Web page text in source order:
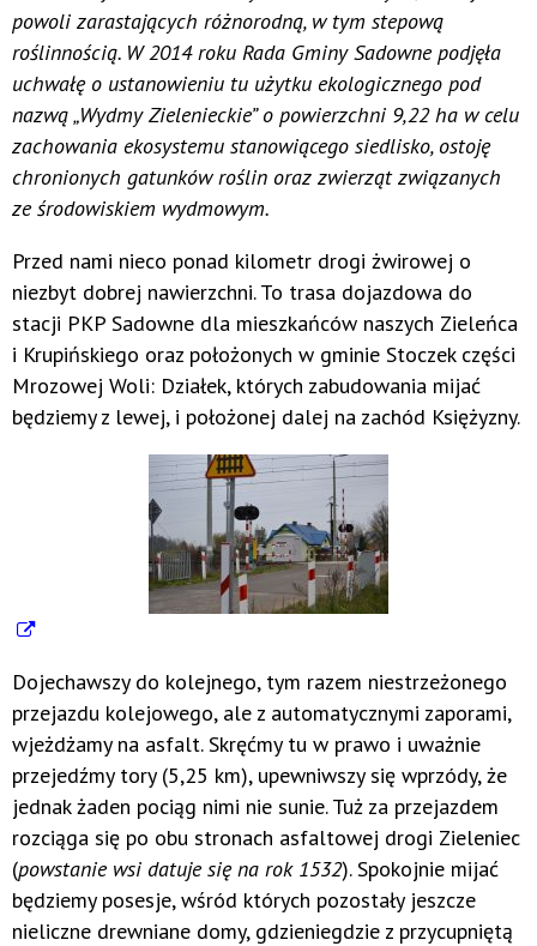
powoli zarastających różnorodną, w tym stepową
roślinnością. W 2014 roku Rada Gminy Sadowne podjęła
uchwałę o ustanowieniu tu użytku ekologicznego pod
nazwą „Wydmy Zielenieckie” o powierzchni 9,22 ha w celu
zachowania ekosystemu stanowiącego siedlisko, ostoję
chronionych gatunków roślin oraz zwierząt związanych
ze środowiskiem wydmowym.
Przed nami nieco ponad kilometr drogi żwirowej o
niezbyt dobrej nawierzchni. To trasa dojazdowa do
stacji PKP Sadowne dla mieszkańców naszych Zieleńca
i Krupińskiego oraz położonych w gminie Stoczek części
Mrozowej Woli: Działek, których zabudowania mijać
będziemy z lewej, i położonej dalej na zachód Księżyzny.
Dojechawszy do kolejnego, tym razem niestrzeżonego
przejazdu kolejowego, ale z automatycznymi zaporami,
wjeżdżamy na asfalt. Skręćmy tu w prawo i uważnie
przejedźmy tory (5,25 km), upewniwszy się wprzódy, że
jednak żaden pociąg nimi nie sunie. Tuż za przejazdem
rozciąga się po obu stronach asfaltowej drogi Zieleniec
(powstanie wsi datuje się na rok 1532). Spokojnie mijać
będziemy posesje, wśród których pozostały jeszcze
nieliczne drewniane domy, gdzieniegdzie z przycupniętą